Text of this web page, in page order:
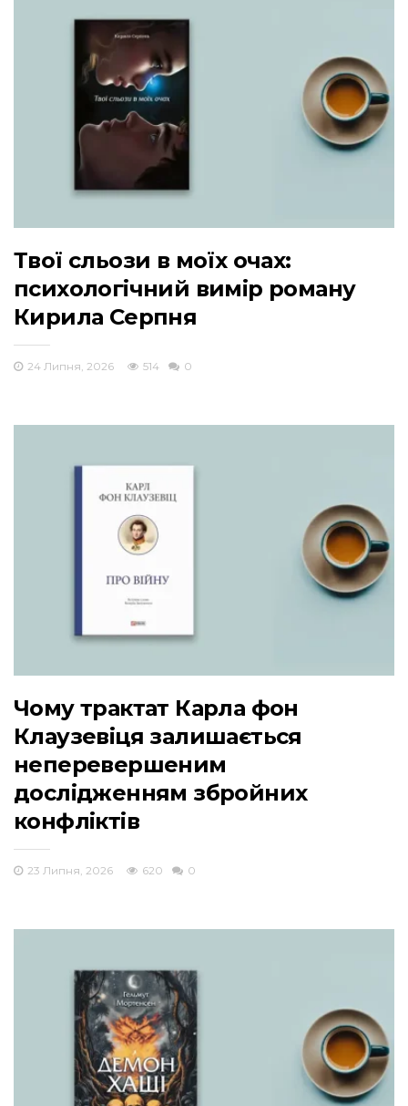
Твої сльози в моїх очах:
психологічний вимір роману
Кирила Серпня
24 Липня, 2026 514 0
Чому трактат Карла фон
Клаузевіця залишається
неперевершеним
дослідженням збройних
конфліктів
23 Липня, 2026 620 0